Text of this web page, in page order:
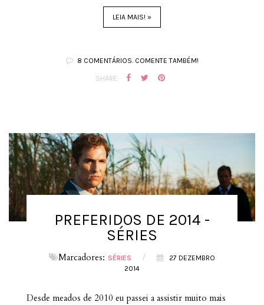
LEIA MAIS! »
8 COMENTÁRIOS. COMENTE TAMBÉM!
SHARE:
PREFERIDOS DE 2014 -
SÉRIES
Marcadores: SÉRIES /
27 DEZEMBRO
2014
Desde meados de 2010 eu passei a assistir muito mais